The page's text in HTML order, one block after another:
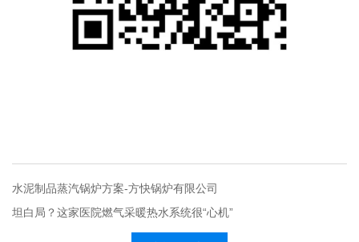
水泥制品蒸汽锅炉方案-方快锅炉有限公司
坦白局？这家医院燃气采暖热水系统很“心机”